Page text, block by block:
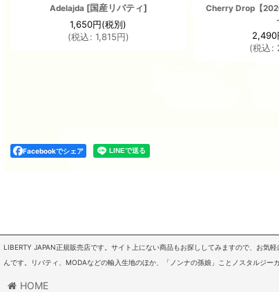
Adelajda [国産リバティ]
1,650円(税別)
(税込: 1,815円)
Cherry Drop【
2,490
(税込:
Facebookでシェア
LIBERTY JAPAN正規販売店です。サイト上にない商品もお探ししてみますので、お気
んです。リバティ、MODAなどの輸入生地のほか、「ノンナの孫娘」ことノスタルジ
HOME